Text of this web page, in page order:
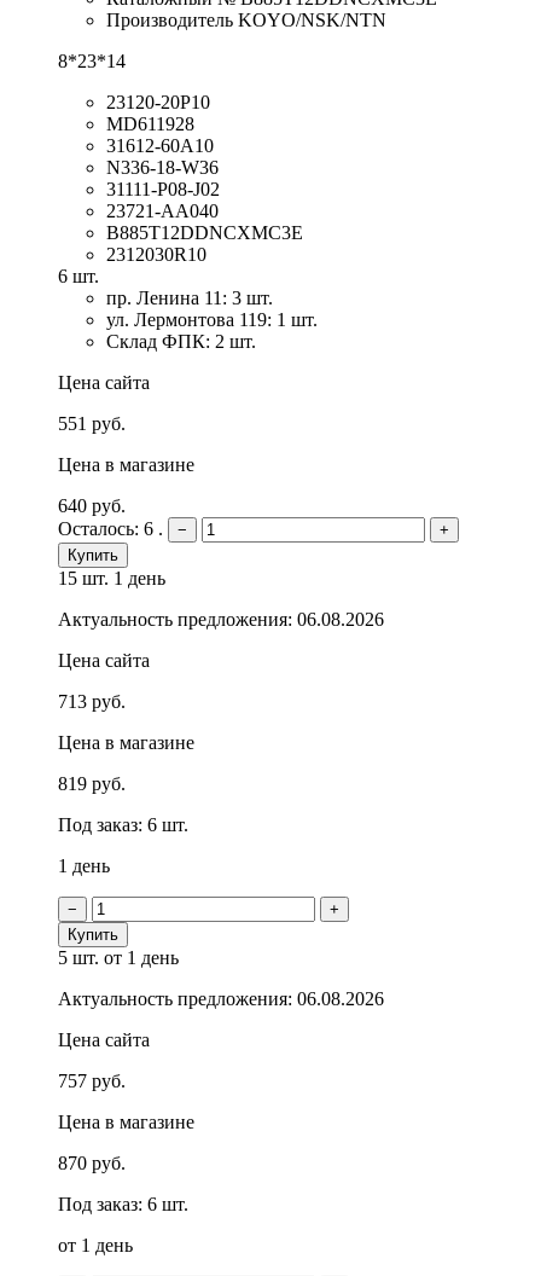
Производитель KOYO/NSK/NTN
8*23*14
23120-20P10
MD611928
31612-60A10
N336-18-W36
31111-P08-J02
23721-AA040
B885T12DDNCXMC3E
2312030R10
6 шт.
пр. Ленина 11: 3 шт.
ул. Лермонтова 119: 1 шт.
Склад ФПК: 2 шт.
Цена сайта
551 руб.
Цена в магазине
640 руб.
Осталось: 6 .
−
+
Купить
15 шт. 1 день
Актуальность предложения: 06.08.2026
Цена сайта
713 руб.
Цена в магазине
819 руб.
Под заказ: 6 шт.
1 день
−
+
Купить
5 шт. от 1 день
Актуальность предложения: 06.08.2026
Цена сайта
757 руб.
Цена в магазине
870 руб.
Под заказ: 6 шт.
от 1 день